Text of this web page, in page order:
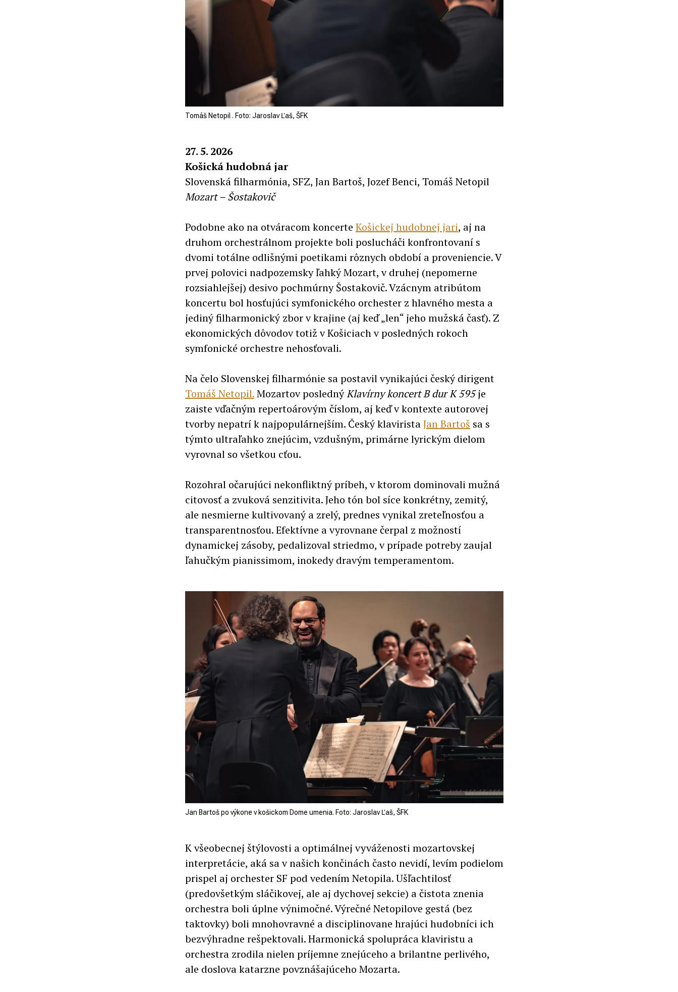
Tomáš Netopil . Foto: Jaroslav Ľaš, ŠFK
27. 5. 2026
Košická hudobná jar
Slovenská filharmónia, SFZ, Jan Bartoš, Jozef Benci, Tomáš Netopil
Mozart – Šostakovič
Podobne ako na otváracom koncerte Košickej hudobnej jari, aj na
druhom orchestrálnom projekte boli poslucháči konfrontovaní s
dvomi totálne odlišnými poetikami rôznych období a proveniencie. V
prvej polovici nadpozemsky ľahký Mozart, v druhej (nepomerne
rozsiahlejšej) desivo pochmúrny Šostakovič. Vzácnym atribútom
koncertu bol hosťujúci symfonického orchester z hlavného mesta a
jediný filharmonický zbor v krajine (aj keď „len“ jeho mužská časť). Z
ekonomických dôvodov totiž v Košiciach v posledných rokoch
symfonické orchestre nehosťovali.
Na čelo Slovenskej filharmónie sa postavil vynikajúci český dirigent
Tomáš Netopil.Mozartov poslednýKlavírny koncert B dur K 595je
zaiste vďačným repertoárovým číslom, aj keď v kontexte autorovej
tvorby nepatrí k najpopulárnejším. Český klaviristaJan Bartoš sa s
týmto ultraľahko znejúcim, vzdušným, primárne lyrickým dielom
vyrovnal so všetkou cťou.
Rozohral očarujúci nekonfliktný príbeh, v ktorom dominovali mužná
citovosť a zvuková senzitivita. Jeho tón bol síce konkrétny, zemitý,
ale nesmierne kultivovaný a zrelý, prednes vynikal zreteľnosťou a
transparentnosťou. Efektívne a vyrovnane čerpal z možností
dynamickej zásoby, pedalizoval striedmo, v prípade potreby zaujal
ľahučkým pianissimom, inokedy dravým temperamentom.
Jan Bartoš po výkone v košickom Dome umenia. Foto: Jaroslav Ľaš, ŠFK
K všeobecnej štýlovosti a optimálnej vyváženosti mozartovskej
interpretácie, aká sa v našich končinách často nevidí, levím podielom
prispel aj orchester SF pod vedením Netopila. Ušľachtilosť
(predovšetkým sláčikovej, ale aj dychovej sekcie) a čistota znenia
orchestra boli úplne výnimočné. Výrečné Netopilove gestá (bez
taktovky) boli mnohovravné a disciplinovane hrajúci hudobníci ich
bezvýhradne rešpektovali. Harmonická spolupráca klaviristu a
orchestra zrodila nielen príjemne znejúceho a brilantne perlivého,
ale doslova katarzne povznášajúceho Mozarta.